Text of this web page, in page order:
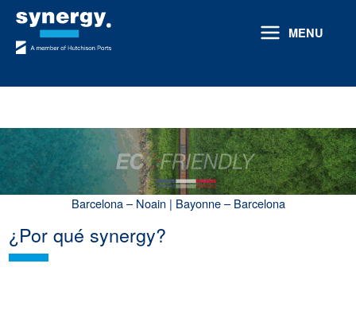
contenido
MENU
Barcelona – Noain | Bayonne – Barcelona
¿Por qué synergy?